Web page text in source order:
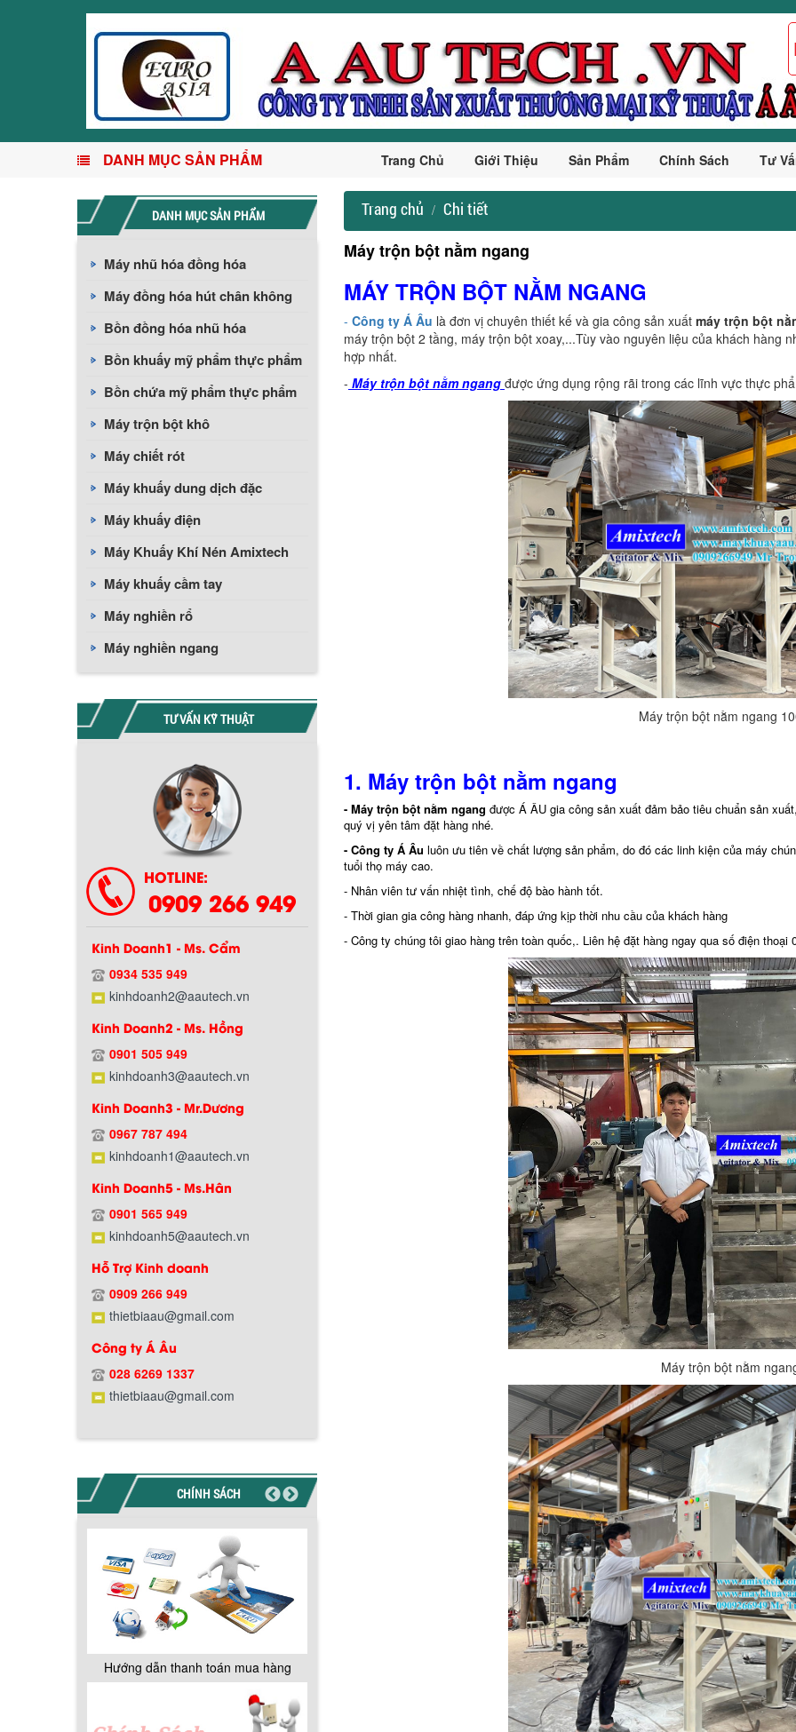
DANH MỤC SẢN PHẨM Trang Chủ Giới Thiệu Sản Phẩm Chính Sách Tư
DANH MỤC SẢN PHẨM
Máy nhũ hóa đồng hóa
Máy đồng hóa hút chân không
Bồn đồng hóa nhũ hóa
Bồn khuấy mỹ phẩm thực phẩm
Bồn chứa mỹ phẩm thực phẩm
Máy trộn bột khô
Máy chiết rót
Máy khuấy dung dịch đặc
Máy khuấy điện
Máy Khuấy Khí Nén Amixtech
Máy khuấy cầm tay
Máy nghiền rổ
Máy nghiền ngang
TƯ VẤN KỸ THUẬT
HOTLINE:
0909 266 949
Kinh Doanh1 - Ms. Cẩm
0934 535 949
kinhdoanh2@aautech.vn
Kinh Doanh2 - Ms. Hồng
0901 505 949
kinhdoanh3@aautech.vn
Kinh Doanh3 - Mr.Dương
0967 787 494
kinhdoanh1@aautech.vn
Kinh Doanh5 - Ms.Hân
0901 565 949
kinhdoanh5@aautech.vn
Hỗ Trợ Kinh doanh
0909 266 949
thietbiaau@gmail.com
Công ty Á Âu
028 6269 1337
thietbiaau@gmail.com
CHÍNH SÁCH
Chính sách bảo hành
Chính sách giao hàng
Hướng dẫn thanh toán mua hàng
Trang chủ Chi tiết
Máy trộn bột nằm ngang
MÁY TRỘN BỘT NẰM NGANG
- Công ty Á Âu là đơn vị chuyên thiết kế và gia công sản xuất máy trộn bột
máy trộn bột 2 tầng, máy trộn bột xoay,...Tùy vào nguyên liệu của khách hàng
hợp nhất.
- Máy trộn bột nằm ngang được ứng dụng rộng rãi trong các lĩnh vực thực
Máy trộn bột nằm ngang
1. Máy trộn bột nằm ngang
- Máy trộn bột nằm ngang được Á ÂU gia công sản xuất đảm bảo tiêu chuẩn sản
quý vị yên tâm đặt hàng nhé.
- Công ty Á Âu luôn ưu tiên về chất lượng sản phẩm, do đó các linh kiện của máy
tuổi thọ máy cao.
- Nhân viên tư vấn nhiệt tình, chế độ bào hành tốt.
- Thời gian gia công hàng nhanh, đáp ứng kịp thời nhu cầu của khách hàng
- Công ty chúng tôi giao hàng trên toàn quốc,. Liên hệ đặt hàng ngay qua số điện thoại
Máy trộn bột nằm